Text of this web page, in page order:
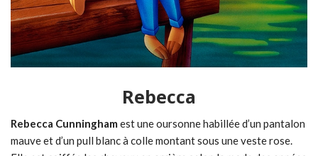
Rebecca
Rebecca Cunningham est une oursonne habillée d’un pantalon
mauve et d’un pull blanc à colle montant sous une veste rose.